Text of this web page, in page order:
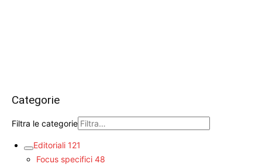
Categorie
Filtra le categorie
Editoriali 121
Focus specifici 48